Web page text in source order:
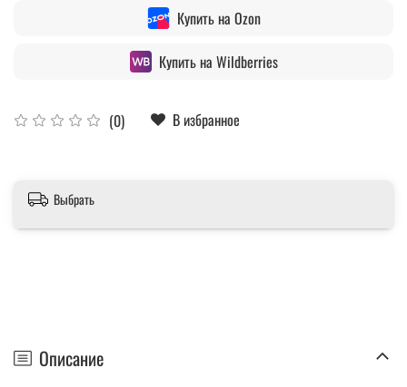
(0) В избранное
Купить на Ozon
Купить на Wildberries
Выбрать
Описание